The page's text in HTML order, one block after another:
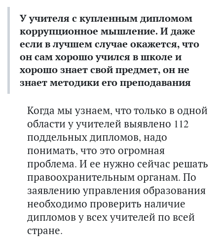
У учителя с купленным дипломом
коррупционное мышление. И даже
если в лучшем случае окажется, что
он сам хорошо учился в школе и
хорошо знает свой предмет, он не
знает методики его преподавания
Когда мы узнаем, что только в одной
области у учителей выявлено 112
поддельных дипломов, надо
понимать, что это огромная
проблема. И ее нужно сейчас решать
правоохранительным органам. По
заявлению управления образования
необходимо проверить наличие
дипломов у всех учителей по всей
стране.